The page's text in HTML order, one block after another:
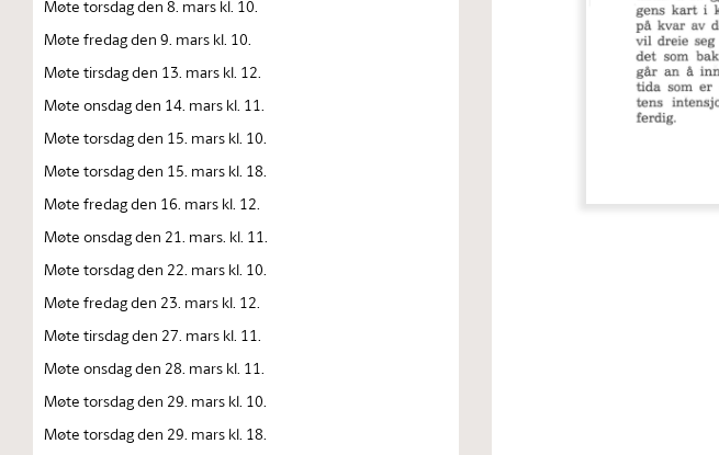
Møte torsdag den 8. mars kl. 10.
Møte fredag den 9. mars kl. 10.
Møte tirsdag den 13. mars kl. 12.
Møte onsdag den 14. mars kl. 11.
Møte torsdag den 15. mars kl. 10.
Møte torsdag den 15. mars kl. 18.
Møte fredag den 16. mars kl. 12.
Møte onsdag den 21. mars. kl. 11.
Møte torsdag den 22. mars kl. 10.
Møte fredag den 23. mars kl. 12.
Møte tirsdag den 27. mars kl. 11.
Møte onsdag den 28. mars kl. 11.
Møte torsdag den 29. mars kl. 10.
Møte torsdag den 29. mars kl. 18.